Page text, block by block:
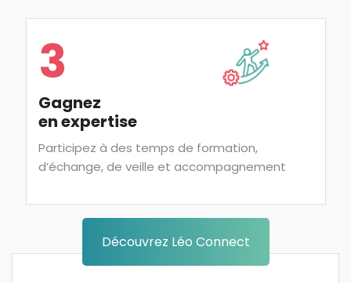
3
Gagnez
en expertise
Participez à des temps de formation,
d’échange, de veille et accompagnement
Découvrez Léo Connect